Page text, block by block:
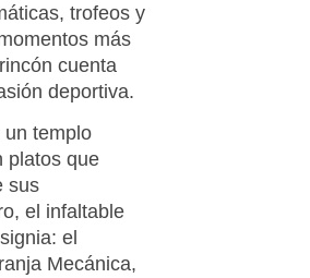
trofeos y
más
cuenta
deportiva.
un templo
platos que
sus
el infaltable
el
Mecánica,